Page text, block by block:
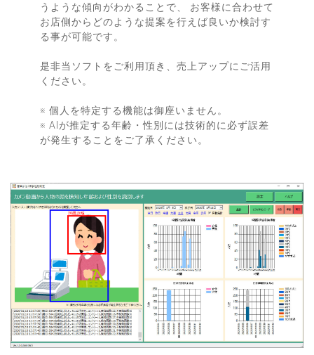
うような傾向がわかることで、 お客様に合わせて
お店側からどのような提案を行えば良いか検討す
る事が可能です。
是非当ソフトをご利用頂き、売上アップにご活用
ください。
※ 個人を特定する機能は御座いません。
※ AIが推定する年齢・性別には技術的に必ず誤差
が発生することをご了承ください。